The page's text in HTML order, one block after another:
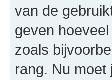
van de
geven
zoals
rang. Nu